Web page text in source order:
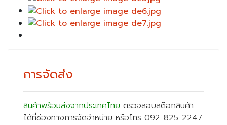
การจัดส่ง
สินค้าพร้อมส่งจากประเทศไทย ตรวจสอบสต๊อกสินค้า
ได้ที่ช่องทางการจัดจำหน่าย หรือโทร 092-825-2247